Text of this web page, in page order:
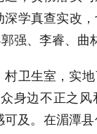
学真查实改
强、李睿、曲
卫生室，实
身边不正之风
及。在湄潭